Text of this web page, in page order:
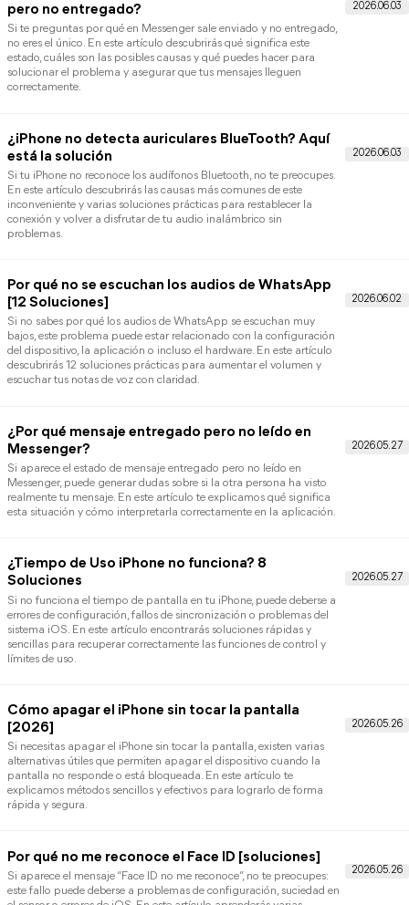
Si de repente notas que tu iPhone está congelado y no responde,
una situación frustrante que puede aparecer sin previo aviso. A
continuación, te mostramos por qué ocurre este problema y qué
soluciones prácticas puedes aplicar para resolverlo sin perder
datos; sigue leyendo para conocerlas.
Restaurar iPhone sin perder datos ni ordenador
Si tu dispositivo presenta fallos y no quieres instalar una nueva
versión de iOS, existen alternativas para restaurar el iPhone sin
perder datos ni actualizar. En esta guía conocerás los métodos
efectivos para reparar el sistema mientras conservas tus archivos
AirPod izquierdo o derecho no funciona, ¿qué
hago?
Si te preguntas qué hacer si un AirPod no funciona, aquí
encontrarás una guía rápida con las posibles causas y las
resolver el problema paso a paso.
¿Por qué en Messenger sale mensaje enviado
pero no entregado?
no eres el único. En este artículo descubrirás qué significa este
estado, cuáles son las posibles causas y qué puedes hacer para
solucionar el problema y asegurar que tus mensajes lleguen
correctamente.
está la solución
Si tu iPhone no reconoce los audífonos Bluetooth, no te
En este artículo descubrirás las causas más comunes de este
inconveniente y varias soluciones prácticas para restablecer la
conexión y volver a disfrutar de tu audio inalámbrico sin
problemas.
Por qué no se escuchan los audios de
[12 Soluciones]